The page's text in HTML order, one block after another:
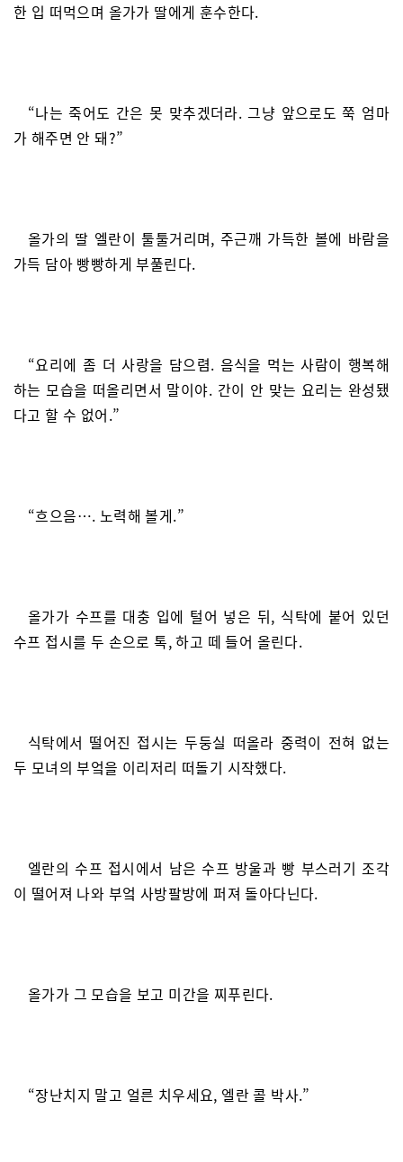
한 입 떠먹으며 올가가 딸에게 훈수한다.
“나는 죽어도 간은 못 맞추겠더라. 그냥 앞으로도 쭉 엄마
가 해주면 안 돼?”
올가의 딸 엘란이 툴툴거리며, 주근깨 가득한 볼에 바람을
가득 담아 빵빵하게 부풀린다.
“요리에 좀 더 사랑을 담으렴. 음식을 먹는 사람이 행복해
하는 모습을 떠올리면서 말이야. 간이 안 맞는 요리는 완성됐
다고 할 수 없어.”
“흐으음…. 노력해 볼게.”
올가가 수프를 대충 입에 털어 넣은 뒤, 식탁에 붙어 있던
수프 접시를 두 손으로 톡, 하고 떼 들어 올린다.
식탁에서 떨어진 접시는 두둥실 떠올라 중력이 전혀 없는
두 모녀의 부엌을 이리저리 떠돌기 시작했다.
엘란의 수프 접시에서 남은 수프 방울과 빵 부스러기 조각
이 떨어져 나와 부엌 사방팔방에 퍼져 돌아다닌다.
올가가 그 모습을 보고 미간을 찌푸린다.
“장난치지 말고 얼른 치우세요, 엘란 콜 박사.”